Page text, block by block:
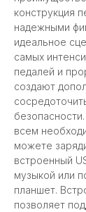
конструкция
надежными
идеальное
самых
педалей и
создают
всем
можете
встроенный
музыкой или
планшет.
позволяет